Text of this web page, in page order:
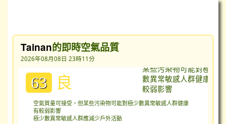
Tainan的即時空氣品質
2026年08月08日 23時11分
63 良
空氣質量可接受，但某些污染物可能對極少數異常敏感人群健康
有較弱影響
極少數異常敏感人群應減少戶外活動